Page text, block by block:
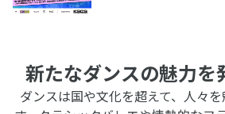
新たなダンスの魅力を
ダンスは国や文化を超えて、人々